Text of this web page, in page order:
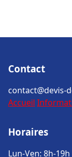
Contact
contact@devis-
Accueil
Horaires
Lun-Ven: 8h-19h